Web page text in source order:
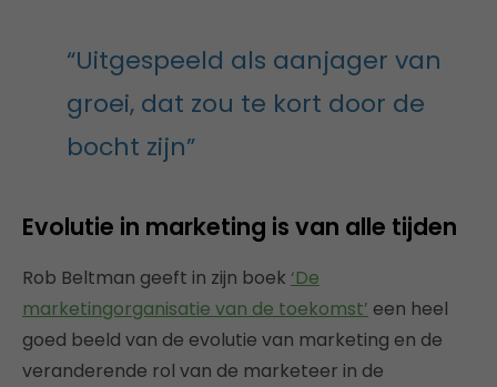
“Uitgespeeld als aanjager van
groei, dat zou te kort door de
bocht zijn”
Evolutie in marketing is van alle tijden
Rob Beltman geeft in zijn boek ‘De
marketingorganisatie van de toekomst’ een heel
goed beeld van de evolutie van marketing en de
veranderende rol van de marketeer in de